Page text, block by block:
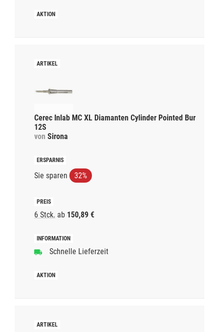
Cerec Inlab MC XL Diamanten Cylinder Pointed Bur
12S
von Sirona
Sie sparen 32%
6 Stck. ab 150,89 €
Schnelle Lieferzeit